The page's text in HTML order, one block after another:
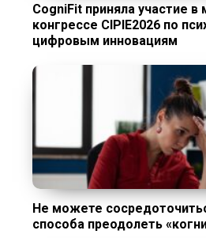
CogniFit приняла участие
конгрессе CIPIE2026 по
цифровым инновациям
Не можете
способа преодолеть